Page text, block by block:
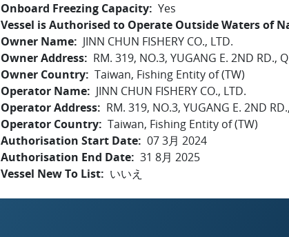
Onboard Freezing Capacity Yes
Vessel is Authorised to Operate Outside Waters of
Owner Name
JINN CHUN FISHERY CO., LTD.
Owner Address
RM. 319, NO.3, YUGANG E. 2ND RD.,
Owner Country Taiwan, Fishing Entity of (TW)
Operator Name
JINN CHUN FISHERY CO., LTD.
Operator Address
RM. 319, NO.3, YUGANG E. 2ND
Operator Country Taiwan, Fishing Entity of (TW)
Authorisation Start Date 07 3月 2024
Authorisation End Date 31 8月 2025
Vessel New To List
いいえ